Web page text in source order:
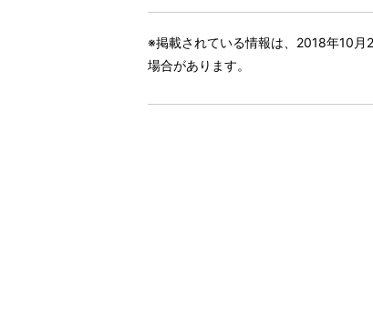
※掲載されている情報は、2018年10月
場合があります。